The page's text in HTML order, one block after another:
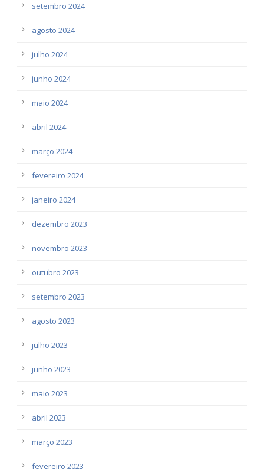
setembro 2024
agosto 2024
julho 2024
junho 2024
maio 2024
abril 2024
março 2024
fevereiro 2024
janeiro 2024
dezembro 2023
novembro 2023
outubro 2023
setembro 2023
agosto 2023
julho 2023
junho 2023
maio 2023
abril 2023
março 2023
fevereiro 2023